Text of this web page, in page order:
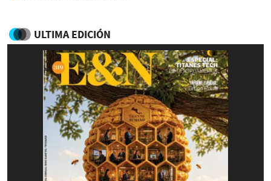
ULTIMA EDICIÓN